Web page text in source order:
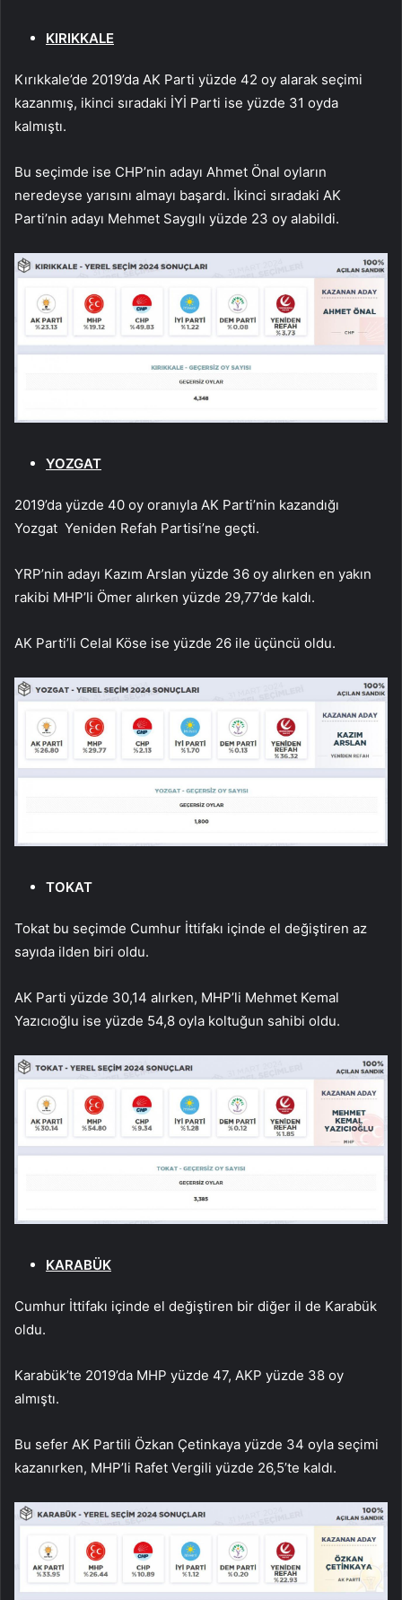
KIRIKKALE
Kırıkkale’de 2019’da AK Parti yüzde 42 oy alarak seçimi
kazanmış, ikinci sıradaki İYİ Parti ise yüzde 31 oyda
kalmıştı.
Bu seçimde ise CHP’nin adayı Ahmet Önal oyların
neredeyse yarısını almayı başardı. İkinci sıradaki AK
Parti’nin adayı Mehmet Saygılı yüzde 23 oy alabildi.
YOZGAT
2019’da yüzde 40 oy oranıyla AK Parti’nin kazandığı
Yozgat Yeniden Refah Partisi’ne geçti.
YRP’nin adayı Kazım Arslan yüzde 36 oy alırken en yakın
rakibi MHP’li Ömer alırken yüzde 29,77’de kaldı.
AK Parti’li Celal Köse ise yüzde 26 ile üçüncü oldu.
TOKAT
Tokat bu seçimde Cumhur İttifakı içinde el değiştiren az
sayıda ilden biri oldu.
AK Parti yüzde 30,14 alırken, MHP’li Mehmet Kemal
Yazıcıoğlu ise yüzde 54,8 oyla koltuğun sahibi oldu.
KARABÜK
Cumhur İttifakı içinde el değiştiren bir diğer il de Karabük
oldu.
Karabük’te 2019’da MHP yüzde 47, AKP yüzde 38 oy
almıştı.
Bu sefer AK Partili Özkan Çetinkaya yüzde 34 oyla seçimi
kazanırken, MHP’li Rafet Vergili yüzde 26,5’te kaldı.